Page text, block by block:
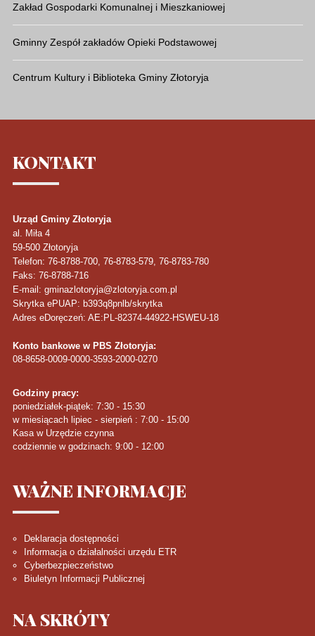
Zakład Gospodarki Komunalnej i Mieszkaniowej
Gminny Zespół zakładów Opieki Podstawowej
Centrum Kultury i Biblioteka Gminy Złotoryja
KONTAKT
Urząd Gminy Złotoryja
al. Miła 4
59-500 Złotoryja
Telefon: 76-8788-700, 76-8783-579, 76-8783-780
Faks: 76-8788-716
E-mail: gminazlotoryja@zlotoryja.com.pl
Skrytka ePUAP: b393q8pnlb/skrytka
Adres eDoręczeń: AE:PL-82374-44922-HSWEU-18
Konto bankowe w PBS Złotoryja:
08-8658-0009-0000-3593-2000-0270
Godziny pracy:
poniedziałek-piątek: 7:30 - 15:30
w miesiącach lipiec - sierpień : 7:00 - 15:00
Kasa w Urzędzie czynna
codziennie w godzinach: 9:00 - 12:00
WAŻNEINFORMACJE
Deklaracja dostępności
Informacja o działalności urzędu ETR
Cyberbezpieczeństwo
Biuletyn Informacji Publicznej
NA SKRÓTY